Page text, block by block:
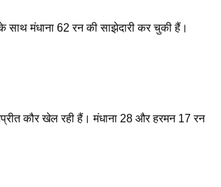
साथ मंधाना 62 रन की साझेदारी कर चुकी हैं।
कौर खेल रही हैं। मंधाना 28 और हरमन 17 रन